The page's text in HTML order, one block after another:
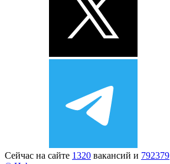
Сейчас на сайте 1320 вакансий и 792379